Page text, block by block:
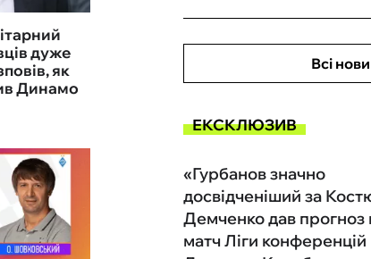
дуже
як
Динамо
Всі
ЕКСКЛЮЗИВ
«Гурбанов значно
досвідченіший за
Демченко дав прогноз
матч Ліги конференцій